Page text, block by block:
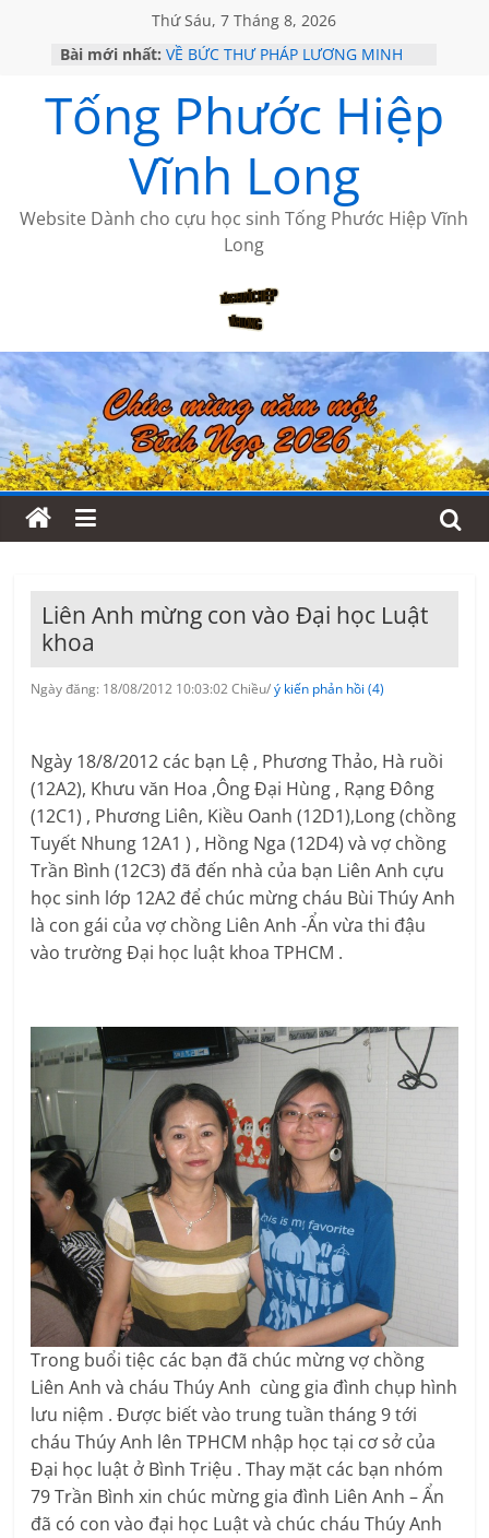
Thứ Sáu, 7 Tháng 8, 2026
Bài mới nhất: VỀ BỨC THƯ PHÁP LƯƠNG MINH
HỌC SỬ HỒI XƯA
MỘT ĐỜI ĐI QUA NHỮNG TRANG
SÁCH
BẤT CHỢT CỦA CHÂU LỆ DUNG
CÀ PHÊ NGẮM NÚI
Tống Phước Hiệp
Vĩnh Long
Website Dành cho cựu học sinh Tống Phước Hiệp Vĩnh
Long
Liên Anh mừng con vào Đại học Luật
khoa
Ngày đăng: 18/08/2012 10:03:02 Chiều/ý kiến phản hồi (4)
Ngày 18/8/2012 các bạn Lệ , Phương Thảo, Hà ruồi
(12A2), Khưu văn Hoa ,Ông Đại Hùng , Rạng Đông
(12C1) , Phương Liên, Kiều Oanh (12D1),Long (chồng
Tuyết Nhung 12A1 ) , Hồng Nga (12D4) và vợ chồng
Trần Bình (12C3) đã đến nhà của bạn Liên Anh cựu
học sinh lớp 12A2 để chúc mừng cháu Bùi Thúy Anh
là con gái của vợ chồng Liên Anh -Ẩn vừa thi đậu
vào trường Đại học luật khoa TPHCM .
Trong buổi tiệc các bạn đã chúc mừng vợ chồng
Liên Anh và cháu Thúy Anh cùng gia đình chụp hình
lưu niệm . Được biết vào trung tuần tháng 9 tới
cháu Thúy Anh lên TPHCM nhập học tại cơ sở của
Đại học luật ở Bình Triệu . Thay mặt các bạn nhóm
79 Trần Bình xin chúc mừng gia đình Liên Anh – Ẩn
đã có con vào đại học Luật và chúc cháu Thúy Anh